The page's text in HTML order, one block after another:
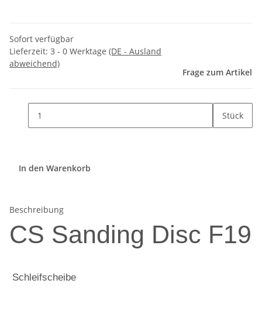
Sofort verfügbar
Lieferzeit: 3 - 0 Werktage (DE - Ausland
abweichend)
Frage zum Artikel
Stück
In den Warenkorb
Beschreibung
CS Sanding Disc F19
Schleifscheibe